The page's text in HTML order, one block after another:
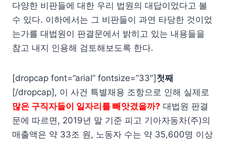
다양한 비판들에 대한 우리 법원의 대답이었다고 볼
수 있다. 이하에서는 그 비판들이 과연 타당한 것이었
는가를 대법원이 판결문에서 밝히고 있는 내용들을
참고 내지 인용해 검토해보도록 한다.
[dropcap font=”arial” fontsize=”33″] 첫째
[/dropcap], 이 사건 특별채용 조항으로 인해 실제로
많은 구직자들이 일자리를 빼앗겼을까? 대법원 판결
문에 따르면, 2019년 말 기준 피고 기아자동차(주)의
매출액은 약 33조 원, 노동자 수는 약 35,600명 이상